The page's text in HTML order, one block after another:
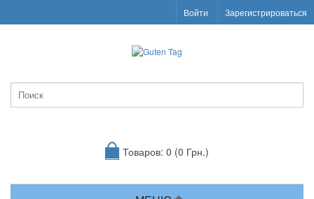
Войти Зарегистрироваться
Товаров: 0 (0 Грн.)